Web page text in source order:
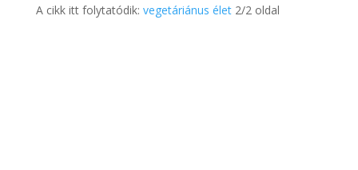
A cikk itt folytatódik: vegetáriánus élet2/2 oldal